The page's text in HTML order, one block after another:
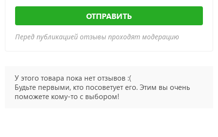
ОТПРАВИТЬ
Перед публикацией отзывы проходят модерацию
У этого товара пока нет отзывов :(
Будьте первыми, кто посоветует его. Этим вы очень
поможете кому-то с выбором!